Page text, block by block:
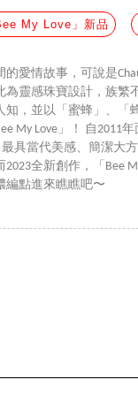
My Love」新品
愛情故事，可說是
為靈感珠寶設計，族繁
，並以「蜜蜂」、「
My Love」！ 自2011
具當代美感、簡潔大
全新創作，「Bee
編點進來瞧瞧吧〜